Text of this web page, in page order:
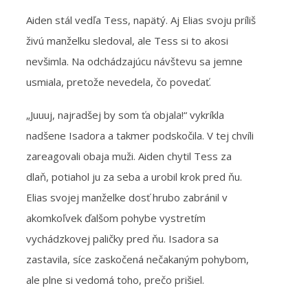
Aiden stál vedľa Tess, napätý. Aj Elias svoju príliš
živú manželku sledoval, ale Tess si to akosi
nevšimla. Na odchádzajúcu návštevu sa jemne
usmiala, pretože nevedela, čo povedať.
„Juuuj, najradšej by som ťa objala!“ vykríkla
nadšene Isadora a takmer podskočila. V tej chvíli
zareagovali obaja muži. Aiden chytil Tess za
dlaň, potiahol ju za seba a urobil krok pred ňu.
Elias svojej manželke dosť hrubo zabránil v
akomkoľvek ďalšom pohybe vystretím
vychádzkovej paličky pred ňu. Isadora sa
zastavila, síce zaskočená nečakaným pohybom,
ale plne si vedomá toho, prečo prišiel.